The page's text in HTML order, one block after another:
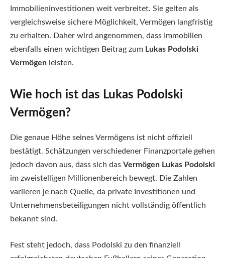
Immobilieninvestitionen weit verbreitet. Sie gelten als
vergleichsweise sichere Möglichkeit, Vermögen langfristig
zu erhalten. Daher wird angenommen, dass Immobilien
ebenfalls einen wichtigen Beitrag zum Lukas Podolski
Vermögen leisten.
Wie hoch ist das Lukas Podolski
Vermögen?
Die genaue Höhe seines Vermögens ist nicht offiziell
bestätigt. Schätzungen verschiedener Finanzportale gehen
jedoch davon aus, dass sich das Vermögen Lukas Podolski
im zweistelligen Millionenbereich bewegt. Die Zahlen
variieren je nach Quelle, da private Investitionen und
Unternehmensbeteiligungen nicht vollständig öffentlich
bekannt sind.
Fest steht jedoch, dass Podolski zu den finanziell